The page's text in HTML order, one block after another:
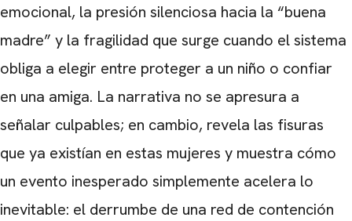
emocional, la presión silenciosa hacia la “buena
madre” y la fragilidad que surge cuando el sistema
obliga a elegir entre proteger a un niño o confiar
en una amiga. La narrativa no se apresura a
señalar culpables; en cambio, revela las fisuras
que ya existían en estas mujeres y muestra cómo
un evento inesperado simplemente acelera lo
inevitable: el derrumbe de una red de contención